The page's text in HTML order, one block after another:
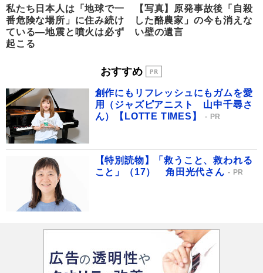
私たち日本人は「地球で一
番危険な場所」に住み続け
ている―地震と噴火は必ず
起こる
【写真】原発事故後「自殺
した酪農家」の今も消えな
い壁の遺言
おすすめ
創作にもリフレッシュにもガムを愛
用（ジャズピアニスト 山中千尋さ
ん）【LOTTE TIMES】
PR
【特別読物】「救うこと、救われる
こと」（17） 角田光代さん
PR